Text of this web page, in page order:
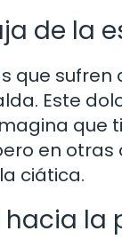
de la
que
Este
que
en
ciática.
hacia la